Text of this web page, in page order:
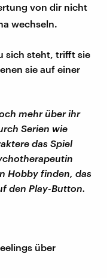
von dir nicht
wechseln.
sich steht, trifft sie
sie auf einer
mehr über ihr
Serien wie
das Spiel
Hobby finden, das
den Play-Button.
über